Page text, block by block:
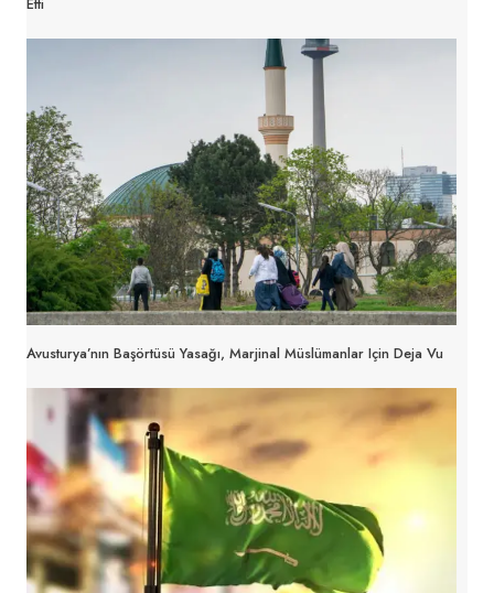
Avusturya’nın Başörtüsü Yasağı, Marjinal Müslümanlar Için Deja Vu